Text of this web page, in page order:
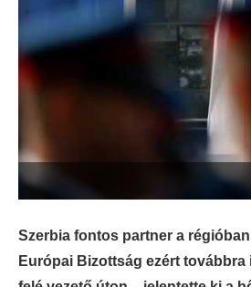
Szerbia fontos partner a
Európai Bizottság ezért